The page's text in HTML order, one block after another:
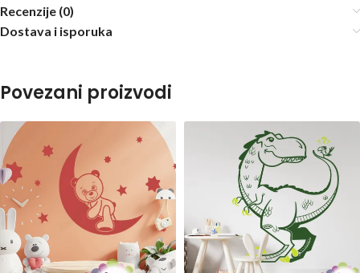
Recenzije (0)
Dostava i isporuka
Povezani proizvodi